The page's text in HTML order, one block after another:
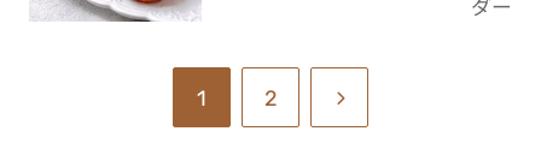
ダー
1 2